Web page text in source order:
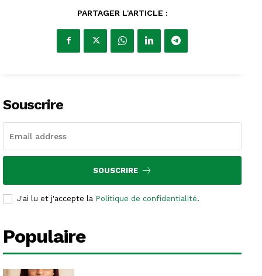
PARTAGER L'ARTICLE :
Souscrire
SOUSCRIRE
J'ai lu et j'accepte la Politique de confidentialité.
Populaire